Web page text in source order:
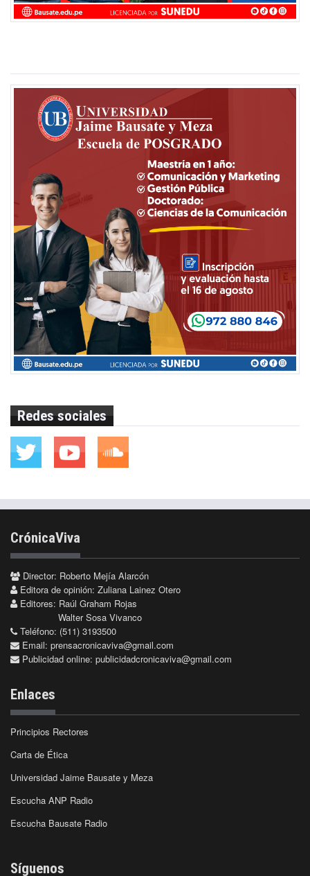
Redes sociales
CrónicaViva
Director: Roberto Mejía Alarcón
Editora de opinión: Zuliana Lainez Otero
Editores: Raúl Graham Rojas
Walter Sosa Vivanco
Teléfono: (511) 3193500
Email: prensacronicaviva@gmail.com
Publicidad online: publicidadcronicaviva@gmail.com
Enlaces
Principios Rectores
Carta de Ética
Universidad Jaime Bausate y Meza
Escucha ANP Radio
Escucha Bausate Radio
Síguenos